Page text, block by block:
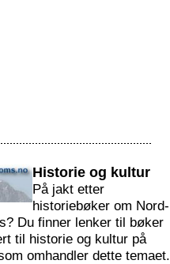
Historie og kultur
På jakt etter
historiebøker om Nord-
Du finner lenker til bøker
til historie og kultur på
omhandler dette temaet.